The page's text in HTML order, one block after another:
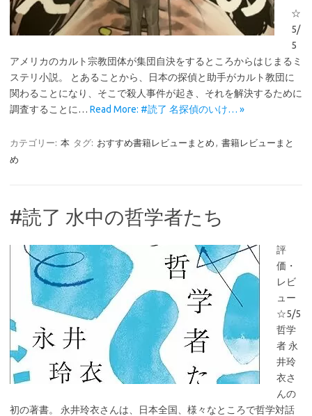
☆
5/
5
アメリカのカルト宗教団体が集団自決をするところからはじまるミ
ステリ小説。 とあることから、日本の探偵と助手がカルト教団に
関わることになり、そこで殺人事件が起き、それを解決するために
調査することに… Read More: #読了 名探偵のいけ… »
カテゴリー: 本 タグ: おすすめ書籍レビューまとめ , 書籍レビューまと
め
#読了 水中の哲学者たち
評
価・
レビ
ュー
☆5/5
哲学
者 永
井玲
衣さ
んの
初の著書。 永井玲衣さんは、日本全国、様々なところで哲学対話